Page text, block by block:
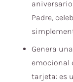
Padre,
Genera
emocional
tarjeta: es